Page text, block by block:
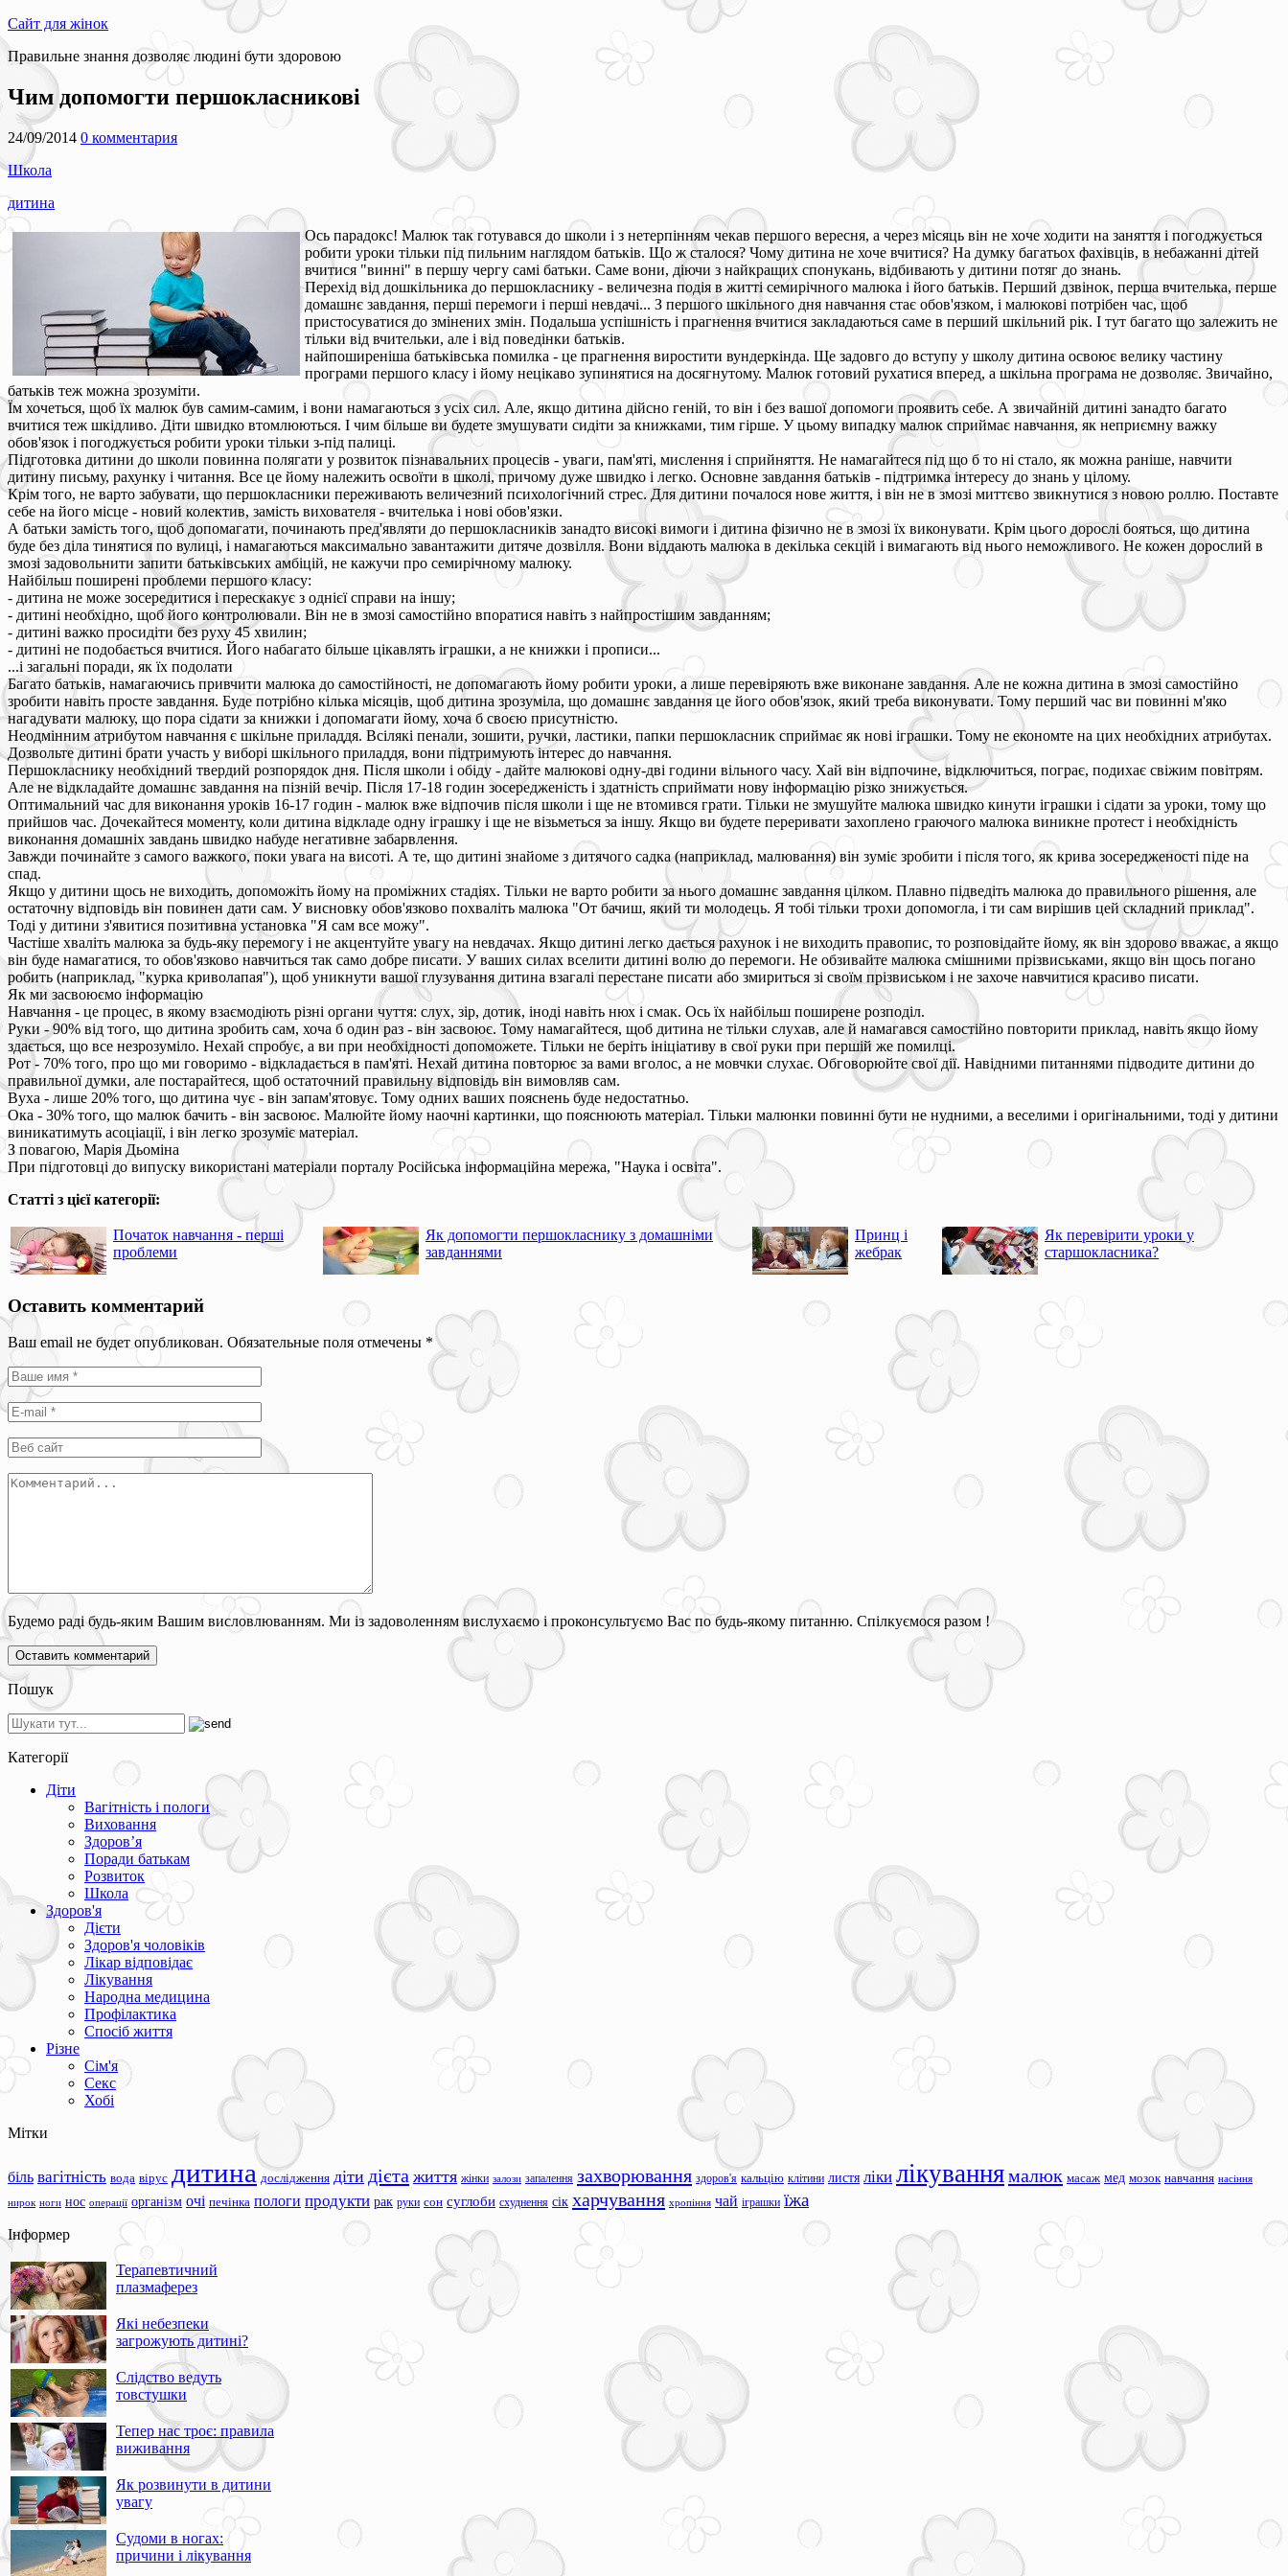
Сайт для жінок
Правильне знання дозволяє людині бути здоровою
Чим допомогти першокласникові
24/09/2014 0 комментария
Школа
дитина
Ось парадокс! Малюк так готувався до школи і з нетерпінням чекав першого вересня, а через місяць він не хоче ходити на заняття і погоджується
робити уроки тільки під пильним наглядом батьків. Що ж сталося? Чому дитина не хоче вчитися? На думку багатьох фахівців, в небажанні дітей
вчитися "винні" в першу чергу самі батьки. Саме вони, діючи з найкращих спонукань, відбивають у дитини потяг до знань.
Перехід від дошкільника до першокласнику - величезна подія в житті семирічного малюка і його батьків. Перший дзвінок, перша вчителька, перше
домашнє завдання, перші перемоги і перші невдачі... З першого шкільного дня навчання стає обов'язком, і малюкові потрібен час, щоб
пристосуватися до змінених змін. Подальша успішність і прагнення вчитися закладаються саме в перший шкільний рік. І тут багато що залежить не
тільки від вчительки, але і від поведінки батьків.
найпоширеніша батьківська помилка - це прагнення виростити вундеркінда. Ще задовго до вступу у школу дитина освоює велику частину
програми першого класу і йому нецікаво зупинятися на досягнутому. Малюк готовий рухатися вперед, а шкільна програма не дозволяє. Звичайно,
батьків теж можна зрозуміти.
Їм хочеться, щоб їх малюк був самим-самим, і вони намагаються з усіх сил. Але, якщо дитина дійсно геній, то він і без вашої допомоги проявить себе. А звичайній дитині занадто багато
вчитися теж шкідливо. Діти швидко втомлюються. І чим більше ви будете змушувати сидіти за книжками, тим гірше. У цьому випадку малюк сприймає навчання, як неприємну важку
обов'язок і погоджується робити уроки тільки з-під палиці.
Підготовка дитини до школи повинна полягати у розвиток пізнавальних процесів - уваги, пам'яті, мислення і сприйняття. Не намагайтеся під що б то ні стало, як можна раніше, навчити
дитину письму, рахунку і читання. Все це йому належить освоїти в школі, причому дуже швидко і легко. Основне завдання батьків - підтримка інтересу до знань у цілому.
Крім того, не варто забувати, що першокласники переживають величезний психологічний стрес. Для дитини почалося нове життя, і він не в змозі миттєво звикнутися з новою роллю. Поставте
себе на його місце - новий колектив, замість вихователя - вчителька і нові обов'язки.
А батьки замість того, щоб допомагати, починають пред'являти до першокласників занадто високі вимоги і дитина фізично не в змозі їх виконувати. Крім цього дорослі бояться, що дитина
буде без діла тинятися по вулиці, і намагаються максимально завантажити дитяче дозвілля. Вони віддають малюка в декілька секцій і вимагають від нього неможливого. Не кожен дорослий в
змозі задовольнити запити батьківських амбіцій, не кажучи про семирічному малюку.
Найбільш поширені проблеми першого класу:
- дитина не може зосередитися і перескакує з однієї справи на іншу;
- дитині необхідно, щоб його контролювали. Він не в змозі самостійно впоратися навіть з найпростішим завданням;
- дитині важко просидіти без руху 45 хвилин;
- дитині не подобається вчитися. Його набагато більше цікавлять іграшки, а не книжки і прописи...
...і загальні поради, як їх подолати
Багато батьків, намагаючись привчити малюка до самостійності, не допомагають йому робити уроки, а лише перевіряють вже виконане завдання. Але не кожна дитина в змозі самостійно
зробити навіть просте завдання. Буде потрібно кілька місяців, щоб дитина зрозуміла, що домашнє завдання це його обов'язок, який треба виконувати. Тому перший час ви повинні м'яко
нагадувати малюку, що пора сідати за книжки і допомагати йому, хоча б своєю присутністю.
Неодмінним атрибутом навчання є шкільне приладдя. Всілякі пенали, зошити, ручки, ластики, папки першокласник сприймає як нові іграшки. Тому не економте на цих необхідних атрибутах.
Дозвольте дитині брати участь у виборі шкільного приладдя, вони підтримують інтерес до навчання.
Першокласнику необхідний твердий розпорядок дня. Після школи і обіду - дайте малюкові одну-дві години вільного часу. Хай він відпочине, відключиться, пограє, подихає свіжим повітрям.
Але не відкладайте домашнє завдання на пізній вечір. Після 17-18 годин зосередженість і здатність сприймати нову інформацію різко знижується.
Оптимальний час для виконання уроків 16-17 годин - малюк вже відпочив після школи і ще не втомився грати. Тільки не змушуйте малюка швидко кинути іграшки і сідати за уроки, тому що
прийшов час. Дочекайтеся моменту, коли дитина відкладе одну іграшку і ще не візьметься за іншу. Якщо ви будете переривати захоплено граючого малюка виникне протест і необхідність
виконання домашніх завдань швидко набуде негативне забарвлення.
Завжди починайте з самого важкого, поки увага на висоті. А те, що дитині знайоме з дитячого садка (наприклад, малювання) він зуміє зробити і після того, як крива зосередженості піде на
спад.
Якщо у дитини щось не виходить, допоможіть йому на проміжних стадіях. Тільки не варто робити за нього домашнє завдання цілком. Плавно підведіть малюка до правильного рішення, але
остаточну відповідь він повинен дати сам. У висновку обов'язково похваліть малюка "От бачиш, який ти молодець. Я тобі тільки трохи допомогла, і ти сам вирішив цей складний приклад".
Тоді у дитини з'явитися позитивна установка "Я сам все можу".
Частіше хваліть малюка за будь-яку перемогу і не акцентуйте увагу на невдачах. Якщо дитині легко дається рахунок і не виходить правопис, то розповідайте йому, як він здорово вважає, а якщо
він буде намагатися, то обов'язково навчиться так само добре писати. У ваших силах вселити дитині волю до перемоги. Не обзивайте малюка смішними прізвиськами, якщо він щось погано
робить (наприклад, "курка криволапая"), щоб уникнути вашої глузування дитина взагалі перестане писати або змириться зі своїм прізвиськом і не захоче навчитися красиво писати.
Як ми засвоюємо інформацію
Навчання - це процес, в якому взаємодіють різні органи чуття: слух, зір, дотик, іноді навіть нюх і смак. Ось їх найбільш поширене розподіл.
Руки - 90% від того, що дитина зробить сам, хоча б один раз - він засвоює. Тому намагайтеся, щоб дитина не тільки слухав, але й намагався самостійно повторити приклад, навіть якщо йому
здається, що все незрозуміло. Нехай спробує, а ви при необхідності допоможете. Тільки не беріть ініціативу в свої руки при першій же помилці.
Рот - 70% того, про що ми говоримо - відкладається в пам'яті. Нехай дитина повторює за вами вголос, а не мовчки слухає. Обговорюйте свої дії. Навідними питаннями підводите дитини до
правильної думки, але постарайтеся, щоб остаточний правильну відповідь він вимовляв сам.
Вуха - лише 20% того, що дитина чує - він запам'ятовує. Тому одних ваших пояснень буде недостатньо.
Ока - 30% того, що малюк бачить - він засвоює. Малюйте йому наочні картинки, що пояснюють матеріал. Тільки малюнки повинні бути не нудними, а веселими і оригінальними, тоді у дитини
виникатимуть асоціації, і він легко зрозуміє матеріал.
З повагою, Марія Дьоміна
При підготовці до випуску використані матеріали порталу Російська інформаційна мережа, "Наука і освіта".
Статті з цієї категорії:
Початок навчання - перші
проблеми
Як допомогти першокласнику з домашніми
завданнями
Принц і
жебрак
Як перевірити уроки у
старшокласника?
Оставить комментарий
Ваш email не будет опубликован. Обязательные поля отмечены *
Будемо раді будь-яким Вашим висловлюванням. Ми із задоволенням вислухаємо і проконсультуємо Вас по будь-якому питанню. Спілкуємося разом !
Пошук
Категорії
Діти
Вагітність і пологи
Виховання
Здоров’я
Поради батькам
Розвиток
Школа
Здоров'я
Дієти
Здоров'я чоловіків
Лікар відповідає
Лікування
Народна медицина
Профілактика
Спосіб життя
Різне
Сім'я
Секс
Хобі
Мітки
біль вагітність вода вірус дитина дослідження діти дієта життя жінки залози запалення захворювання здоров'я кальцію клітини листя ліки лікуваннямалюк масаж мед мозок навчання насіння
нирок ноги нос операції організм очі печінка пологи продукти рак руки сон суглоби схуднення сік харчування хропіння чай іграшки їжа
Інформер
Терапевтичний
плазмаферез
Які небезпеки
загрожують дитині?
Слідство ведуть
товстушки
Тепер нас троє: правила
виживання
Як розвинути в дитини
увагу
Судоми в ногах:
причини і лікування